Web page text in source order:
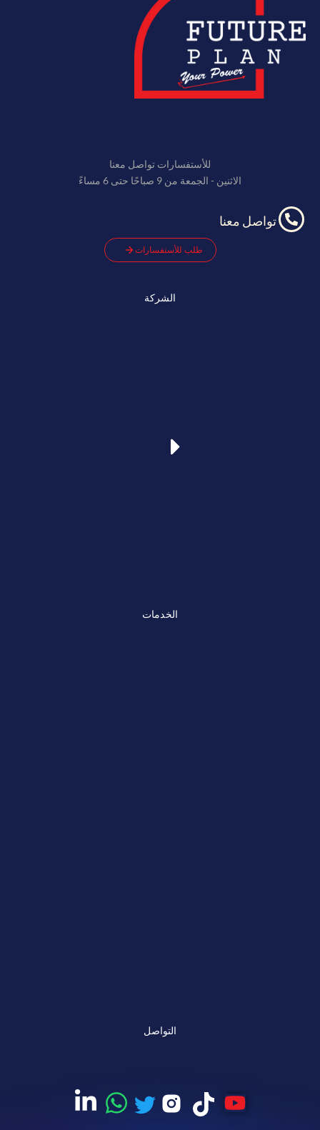
للأستفسارات تواصل معنا
الاثنين - الجمعة من 9 صباحًا حتى 6 مساءً
تواصل معنا
طلب للأستفسارات
الشركة
الخدمات
التواصل